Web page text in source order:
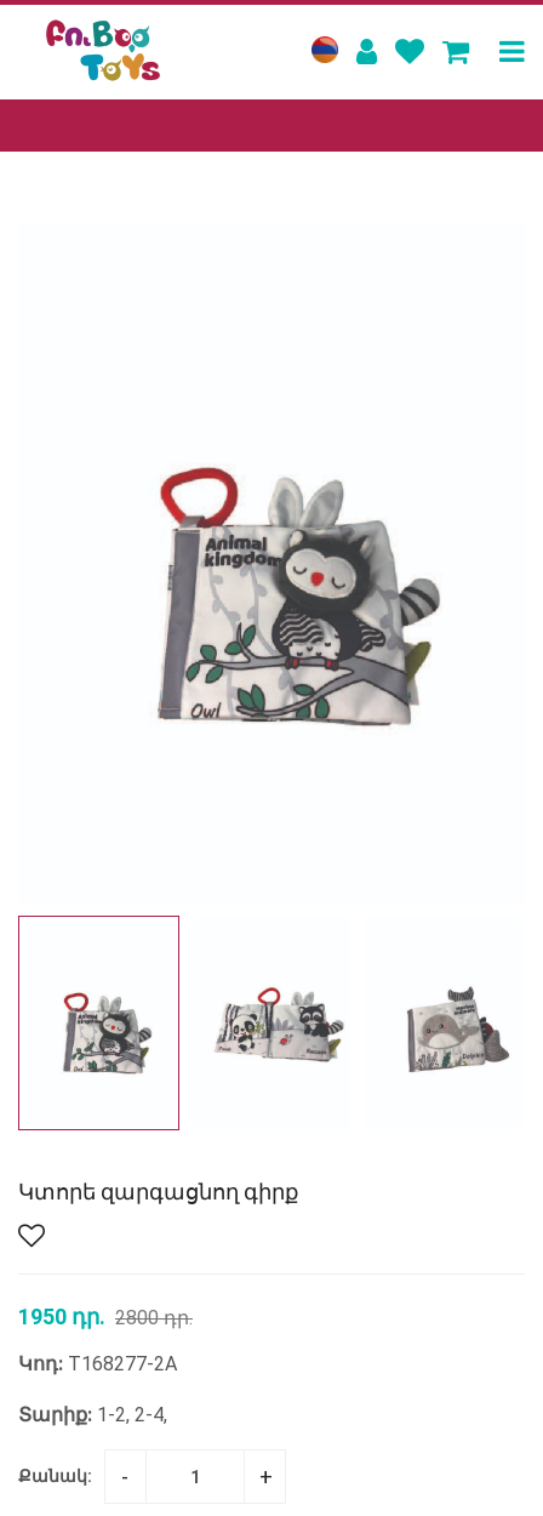
Կտորե զարգացնող գիրք
1950 դր. 2800 դր.
Կոդ: T168277-2A
Տարիք: 1-2, 2-4,
Քանակ: - +